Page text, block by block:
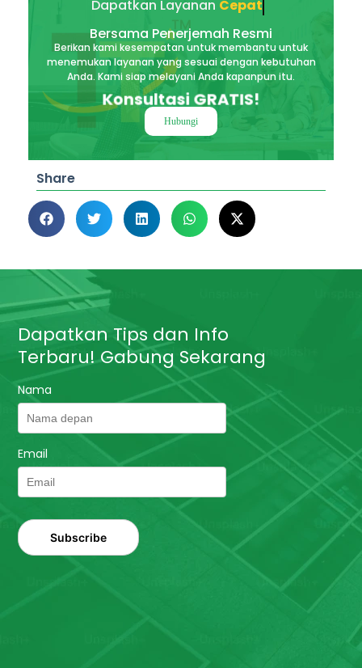
Dapatkan LayananAkurat
Bersama Penerjemah Resmi
Berikan kami kesempatan untuk membantu untuk
menemukan layanan yang sesuai dengan kebutuhan
Anda. Kami siap melayani Anda kapanpun itu.
Konsultasi GRATIS!
Hubungi
Share
Dapatkan Tips dan Info
Terbaru! Gabung Sekarang
Nama
Email
Subscribe